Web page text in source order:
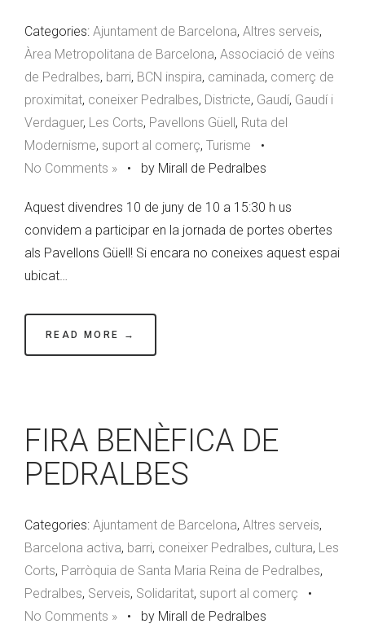
Categories: Ajuntament de Barcelona, Altres serveis,
Àrea Metropolitana de Barcelona, Associació de veïns
de Pedralbes, barri, BCN inspira, caminada, comerç de
proximitat, coneixer Pedralbes, Districte, Gaudí, Gaudí i
Verdaguer, Les Corts, Pavellons Güell , Ruta del
Modernisme, suport al comerç, Turisme •
No Comments » • by Mirall de Pedralbes
Aquest divendres 10 de juny de 10 a 15:30 h us
convidem a participar en la jornada de portes obertes
als Pavellons Güell! Si encara no coneixes aquest espai
ubicat…
READ MORE →
FIRA BENÈFICA DE
PEDRALBES
Categories: Ajuntament de Barcelona, Altres serveis,
Barcelona activa, barri, coneixer Pedralbes, cultura, Les
Corts, Parròquia de Santa Maria Reina de Pedralbes,
Pedralbes, Serveis, Solidaritat, suport al comerç •
No Comments » • by Mirall de Pedralbes